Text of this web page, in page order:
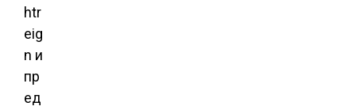
htr
eig
n и
пр
ед